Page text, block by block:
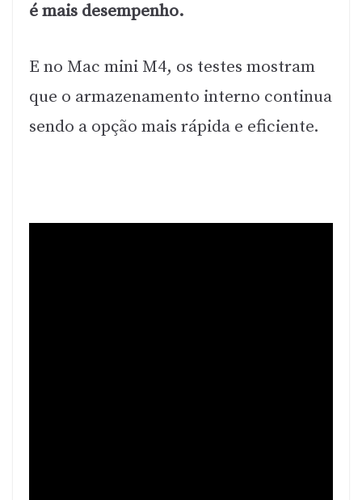
é mais desempenho.
E no Mac mini M4, os testes mostram
que o armazenamento interno continua
sendo a opção mais rápida e eficiente.